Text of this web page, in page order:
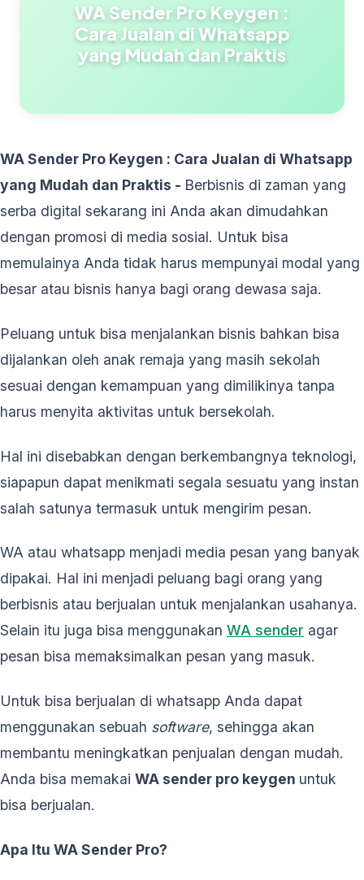
WA Sender Pro Keygen :
Cara Jualan di Whatsapp
yang Mudah dan Praktis
WA Sender Pro Keygen : Cara Jualan di Whatsapp
yang Mudah dan Praktis - Berbisnis di zaman yang
serba digital sekarang ini Anda akan dimudahkan
dengan promosi di media sosial. Untuk bisa
memulainya Anda tidak harus mempunyai modal yang
besar atau bisnis hanya bagi orang dewasa saja.
Peluang untuk bisa menjalankan bisnis bahkan bisa
dijalankan oleh anak remaja yang masih sekolah
sesuai dengan kemampuan yang dimilikinya tanpa
harus menyita aktivitas untuk bersekolah.
Hal ini disebabkan dengan berkembangnya teknologi,
siapapun dapat menikmati segala sesuatu yang instan
salah satunya termasuk untuk mengirim pesan.
WA atau whatsapp menjadi media pesan yang banyak
dipakai. Hal ini menjadi peluang bagi orang yang
berbisnis atau berjualan untuk menjalankan usahanya.
Selain itu juga bisa menggunakan WA sender agar
pesan bisa memaksimalkan pesan yang masuk.
Untuk bisa berjualan di whatsapp Anda dapat
menggunakan sebuah software, sehingga akan
membantu meningkatkan penjualan dengan mudah.
Anda bisa memakai WA sender pro keygen untuk
bisa berjualan.
Apa Itu WA Sender Pro?